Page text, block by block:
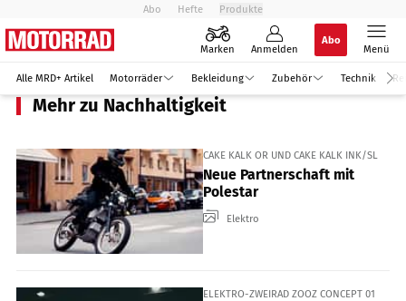
Abo Hefte Produkte
Marken Anmelden
Abo
Menü
Alle MRD+ Artikel Motorräder Bekleidung Zubehör Technik
Mehr zu Nachhaltigkeit
CAKE KALK OR UND CAKE KALK INK/SL
Neue Partnerschaft mit
Polestar
Elektro
ELEKTRO-ZWEIRAD ZOOZ CONCEPT 01